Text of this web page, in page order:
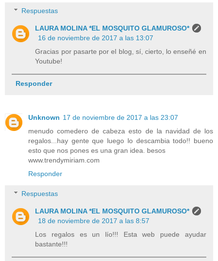
Respuestas
LAURA MOLINA *EL MOSQUITO GLAMUROSO*
16 de noviembre de 2017 a las 13:07
Gracias por pasarte por el blog, sí, cierto, lo enseñé en
Youtube!
Responder
Unknown 17 de noviembre de 2017 a las 23:07
menudo comedero de cabeza esto de la navidad de los
regalos...hay gente que luego lo descambia todo!! bueno
esto que nos pones es una gran idea. besos
www.trendymiriam.com
Responder
Respuestas
LAURA MOLINA *EL MOSQUITO GLAMUROSO*
18 de noviembre de 2017 a las 8:57
Los regalos es un lío!!! Esta web puede ayudar
bastante!!!